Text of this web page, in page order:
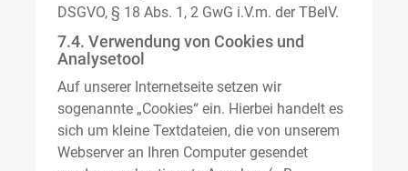
DSGVO, § 18 Abs. 1, 2 GwG i.V.m. der TBelV.
7.4. Verwendung von Cookies und
Analysetool
Auf unserer Internetseite setzen wir
sogenannte „Cookies“ ein. Hierbei handelt es
sich um kleine Textdateien, die von unserem
Webserver an Ihren Computer gesendet